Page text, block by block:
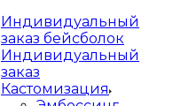
Индивидуальный
заказ бейсболок
Индивидуальный
заказ
Кастомизация